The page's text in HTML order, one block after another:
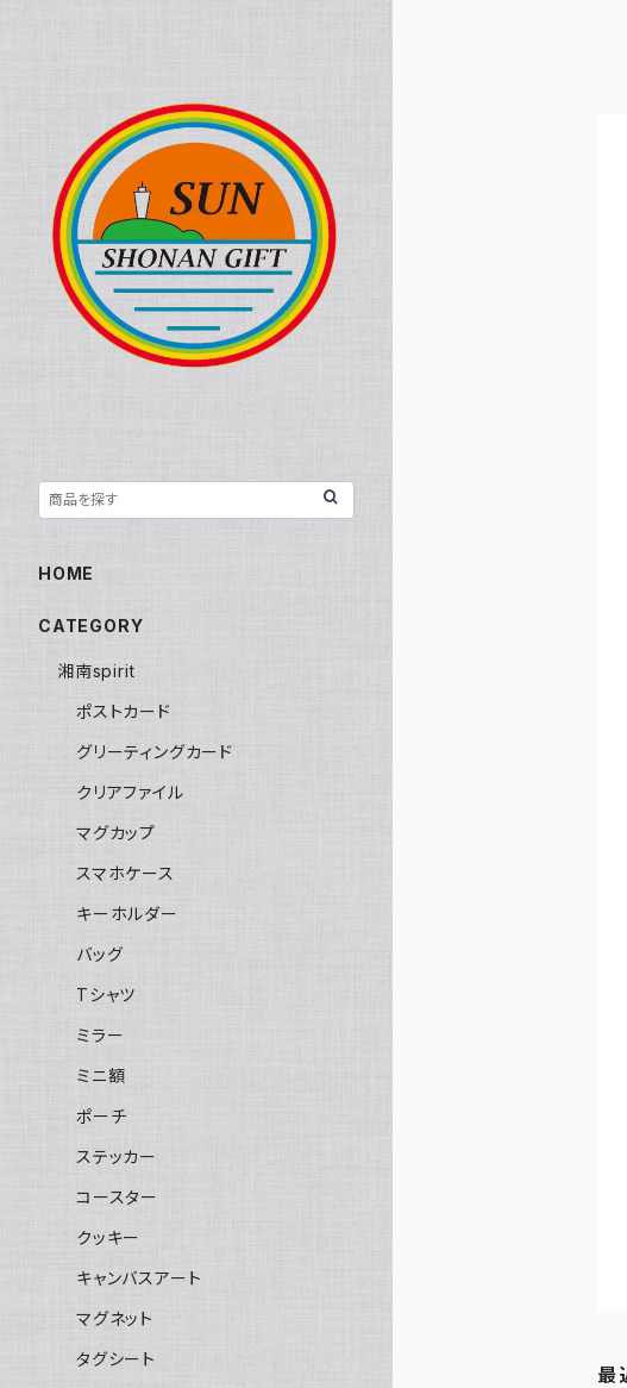
最
HOME
CATEGORY
湘南spirit
ポストカード
グリーティングカード
クリアファイル
マグカップ
スマホケース
キーホルダー
バッグ
Tシャツ
ミラー
ミニ額
ポーチ
ステッカー
コースター
クッキー
キャンバスアート
マグネット
タグシート